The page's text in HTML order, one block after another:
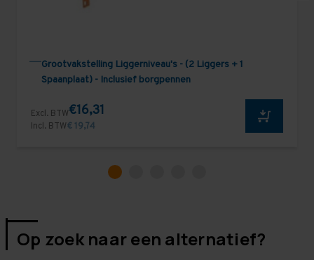
Grootvakstelling Liggerniveau's - (2 Liggers + 1
Spaanplaat) - Inclusief borgpennen
Excl. BTW€16,31
Incl. BTW€ 19,74
Op zoek naar een alternatief?